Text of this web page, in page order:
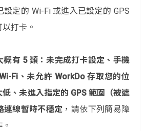
定的 Wi-Fi 或進入已設定的 GPS
打卡。
概有 5 類：未完成打卡設定、手機
Fi、未允許 WorkDo 存取您的位
、未進入指定的 GPS 範圍（被遮
連線暫時不穩定 ，請依下列簡易障